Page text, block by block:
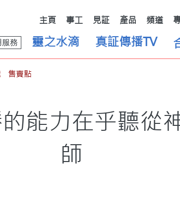
主頁 事工 見証 產品 頻道
靈之水滴
務 真証傳播TV
售賣點
的能力在乎聽從
師